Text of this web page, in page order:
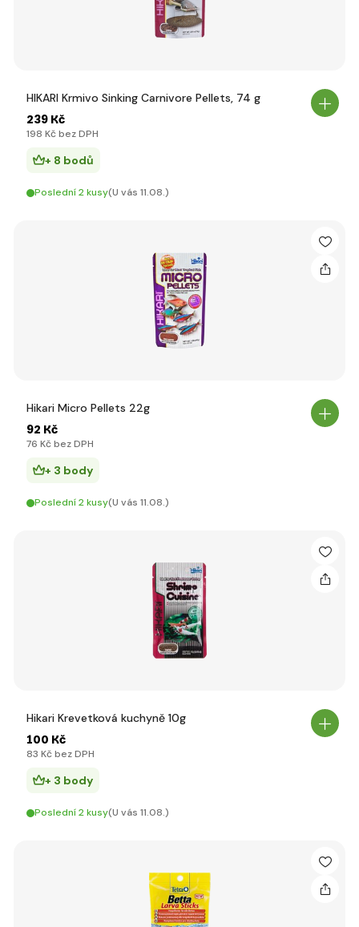
HIKARI Krmivo Sinking Carnivore Pellets, 74 g
239 Kč
198 Kč bez DPH
+ 8 bodů
Poslední 2 kusy(U vás 11.08.)
Hikari Micro Pellets 22g
92 Kč
76 Kč bez DPH
+ 3 body
Poslední 2 kusy(U vás 11.08.)
Hikari Krevetková kuchyně 10g
100 Kč
83 Kč bez DPH
+ 3 body
Poslední 2 kusy(U vás 11.08.)